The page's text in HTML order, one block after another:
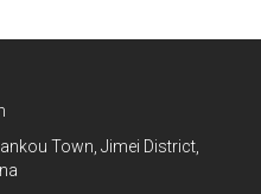
Town, Jimei District,